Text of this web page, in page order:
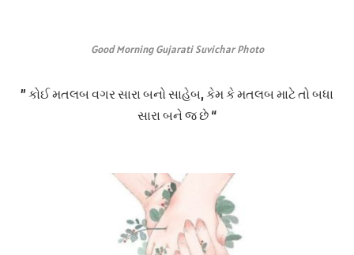
Good Morning Gujarati Suvichar Photo
” કોઈ મતલબ વગર સારા બનો સાહેબ, કેમ કે મતલબ માટે તો બધા
સારા બને જ છે “